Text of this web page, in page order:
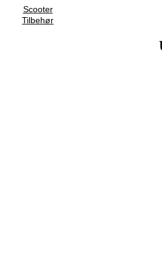
Scooter
Tilbehør